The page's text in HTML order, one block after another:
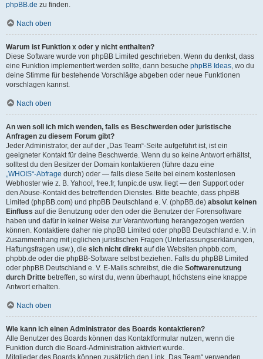
phpBB.de zu finden.
Nach oben
Warum ist Funktion x oder y nicht enthalten?
Diese Software wurde von phpBB Limited geschrieben. Wenn du denkst, dass
eine Funktion implementiert werden sollte, dann besuche phpBB Ideas, wo du
deine Stimme für bestehende Vorschläge abgeben oder neue Funktionen
vorschlagen kannst.
Nach oben
An wen soll ich mich wenden, falls es Beschwerden oder juristische
Anfragen zu diesem Forum gibt?
Jeder Administrator, der auf der „Das Team“-Seite aufgeführt ist, ist ein
geeigneter Kontakt für deine Beschwerde. Wenn du so keine Antwort erhältst,
solltest du den Besitzer der Domain kontaktieren (führe dazu eine
„WHOIS“-Abfrage durch) oder — falls diese Seite bei einem kostenlosen
Webhoster wie z. B. Yahoo!, free.fr, funpic.de usw. liegt — den Support oder
den Abuse-Kontakt des betreffenden Dienstes. Bitte beachte, dass phpBB
Limited (phpBB.com) und phpBB Deutschland e. V. (phpBB.de) absolut keinen
Einfluss auf die Benutzung oder den oder die Benutzer der Forensoftware
haben und dafür in keiner Weise zur Verantwortung herangezogen werden
können. Kontaktiere daher nie phpBB Limited oder phpBB Deutschland e. V. in
Zusammenhang mit jeglichen juristischen Fragen (Unterlassungserklärungen,
Haftungsfragen usw.), die sich nicht direkt auf die Websiten phpbb.com,
phpbb.de oder die phpBB-Software selbst beziehen. Falls du phpBB Limited
oder phpBB Deutschland e. V. E-Mails schreibst, die die Softwarenutzung
durch Dritte betreffen, so wirst du, wenn überhaupt, höchstens eine knappe
Antwort erhalten.
Nach oben
Wie kann ich einen Administrator des Boards kontaktieren?
Alle Benutzer des Boards können das Kontaktformular nutzen, wenn die
Funktion durch die Board-Administration aktiviert wurde.
Mitglieder des Boards können zusätzlich den Link „Das Team“ verwenden.